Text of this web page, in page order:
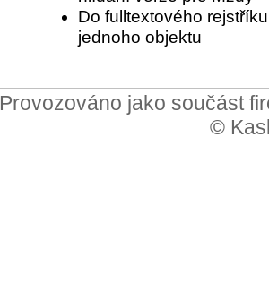
Do fulltextového
jednoho objektu
Provozováno jako součást
©